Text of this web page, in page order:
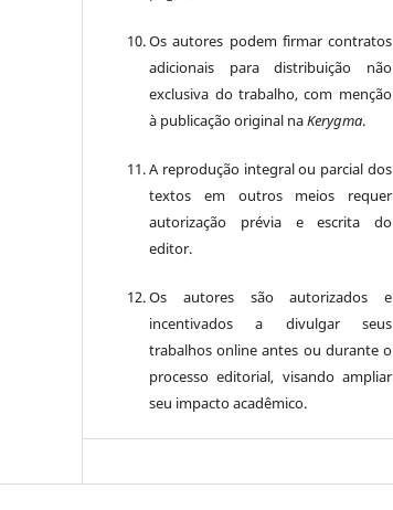
Os autores podem firmar contratos
adicionais para distribuição não
exclusiva do trabalho, com menção
à publicação original naKerygma.
A reprodução integral ou parcial dos
textos em outros meios requer
autorização prévia e escrita do
editor.
Os autores são autorizados e
incentivados a divulgar seus
trabalhos online antes ou durante o
processo editorial, visando ampliar
seu impacto acadêmico.